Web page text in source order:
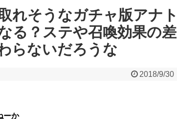
れそうなガチャ版アナト
る？ステや召喚効果の差
らないだろうな
2018/9/30
ーか